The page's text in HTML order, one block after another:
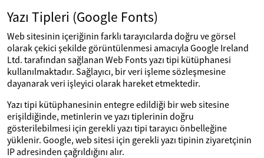
Yazı Tipleri (Google Fonts)
Web sitesinin içeriğinin farklı tarayıcılarda doğru ve görsel
olarak çekici şekilde görüntülenmesi amacıyla Google Ireland
Ltd. tarafından sağlanan Web Fonts yazı tipi kütüphanesi
kullanılmaktadır. Sağlayıcı, bir veri işleme sözleşmesine
dayanarak veri işleyici olarak hareket etmektedir.
Yazı tipi kütüphanesinin entegre edildiği bir web sitesine
erişildiğinde, metinlerin ve yazı tiplerinin doğru
gösterilebilmesi için gerekli yazı tipi tarayıcı önbelleğine
yüklenir. Google, web sitesi için gerekli yazı tipinin ziyaretçinin
IP adresinden çağrıldığını alır.